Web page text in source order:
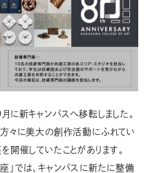
新キャンパスへ移転しました。
々に美大の創作活動にふれてい
開催していたことがあります。
」では、キャンパスに新たに整備